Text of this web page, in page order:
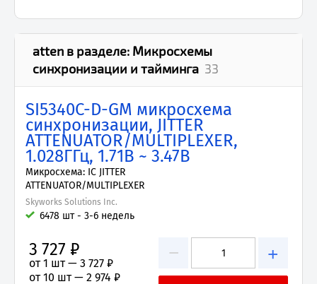
atten в разделе: Микросхемы
синхронизации и тайминга 33
SI5340C-D-GM микросхема
синхронизации, JITTER
ATTENUATOR/MULTIPLEXER,
1.028ГГц, 1.71В ~ 3.47В
Микросхема: IC JITTER
ATTENUATOR/MULTIPLEXER
Skyworks Solutions Inc.
6478 шт - 3-6 недель
− +
3 727 ₽
от 1 шт — 3 727 ₽
от 10 шт — 2 974 ₽